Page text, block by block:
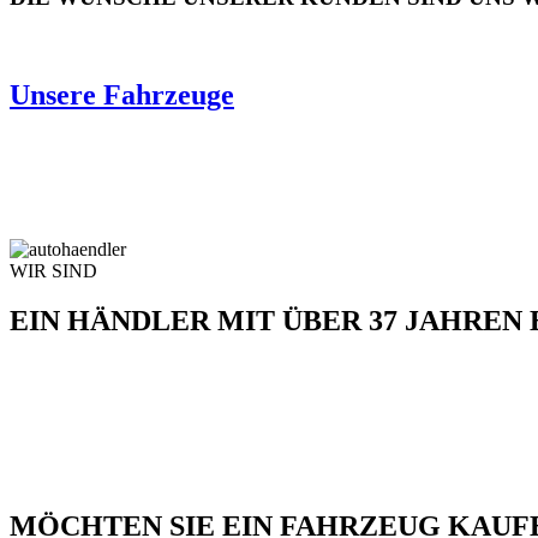
Unsere Fahrzeuge
WIR SIND
EIN HÄNDLER MIT ÜBER 37 JAHREN
MÖCHTEN SIE EIN FAHRZEUG